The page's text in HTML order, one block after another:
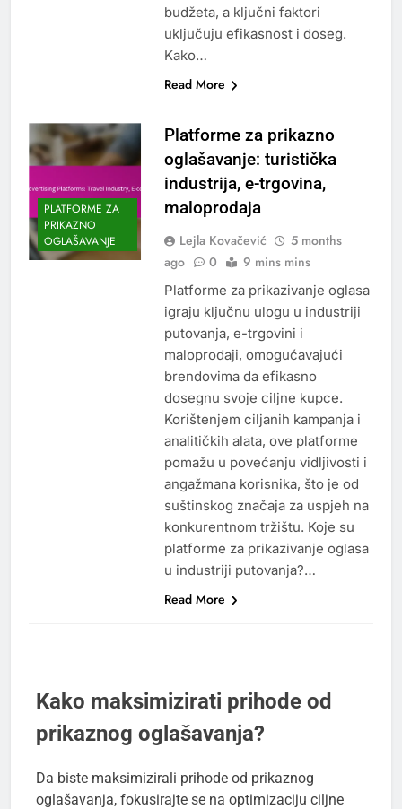
budžeta, a ključni faktori
uključuju efikasnost i doseg.
Kako…
Read More
PLATFORME ZA
PRIKAZNO
OGLAŠAVANJE
Platforme za prikazno
oglašavanje: turistička
industrija, e-trgovina,
maloprodaja
Lejla Kovačević
5 months
ago
0 9 mins mins
Platforme za prikazivanje oglasa
igraju ključnu ulogu u industriji
putovanja, e-trgovini i
maloprodaji, omogućavajući
brendovima da efikasno
dosegnu svoje ciljne kupce.
Korištenjem ciljanih kampanja i
analitičkih alata, ove platforme
pomažu u povećanju vidljivosti i
angažmana korisnika, što je od
suštinskog značaja za uspjeh na
konkurentnom tržištu. Koje su
platforme za prikazivanje oglasa
u industriji putovanja?…
Read More
Kako maksimizirati prihode od
prikaznog oglašavanja?
Da biste maksimizirali prihode od prikaznog
oglašavanja, fokusirajte se na optimizaciju ciljne